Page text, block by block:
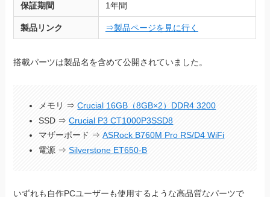
保証期間 1年間
製品リンク ⇒製品ページを見に行く
搭載パーツは製品名を含めて公開されていました。
メモリ ⇒Crucial 16GB（8GB×2）DDR4 3200
SSD ⇒Crucial P3 CT1000P3SSD8
マザーボード ⇒ASRock B760M Pro RS/D4 WiFi
電源 ⇒Silverstone ET650-B
いずれも自作PCユーザーも使用するような高品質なパーツで